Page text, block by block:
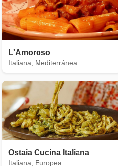
L'Amoroso
Italiana, Mediterránea
Ostaia Cucina Italiana
Italiana, Europea